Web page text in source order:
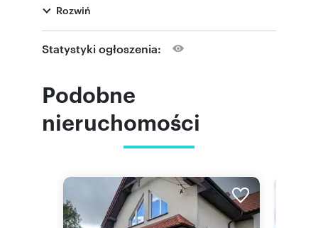
Numer oferty: 18529
Nr licencji zawodowej: 1555
Rozwiń
Statystyki ogłoszenia:
Podobne
nieruchomości